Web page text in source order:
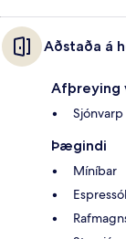
Aðstaða á
Afþreying
Þægindi
Míníbar